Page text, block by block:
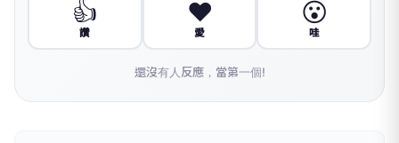
👍
讚
❤️
愛
😮
哇
還沒有人反應，當第一個!